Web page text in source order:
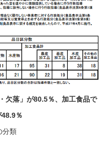
欠落」が80.5％、加工食品で
％
分類